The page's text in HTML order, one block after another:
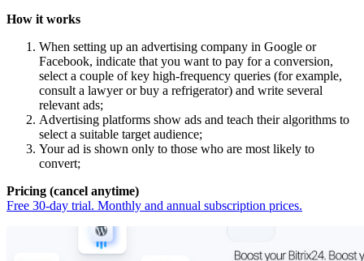
How it works
When setting up an advertising company in Google or
Facebook, indicate that you want to pay for a conversion,
select a couple of key high-frequency queries (for example,
consult a lawyer or buy a refrigerator) and write several
relevant ads;
Advertising platforms show ads and teach their algorithms to
select a suitable target audience;
Your ad is shown only to those who are most likely to
convert;
Pricing (cancel anytime)
Free 30-day trial. Monthly and annual subscription prices.